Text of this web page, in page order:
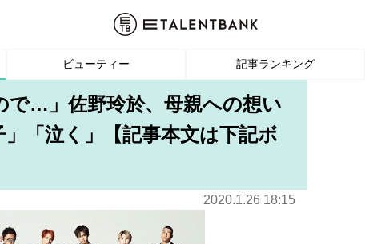
ビューティー 記事ランキング
で…」佐野玲於、母親への想い
「泣く」【記事本文は下記ボ
2020.1.26 18:15